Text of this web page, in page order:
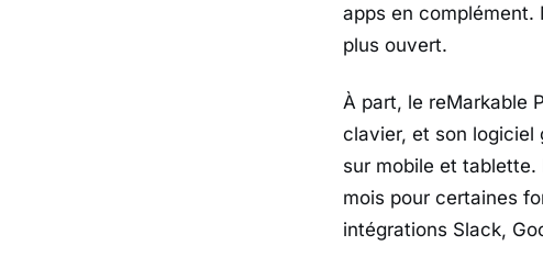
apps en complément.
plus ouvert.
À part, le reMarkable
clavier, et son logiciel
sur mobile et
mois pour certaines
intégrations Slack,